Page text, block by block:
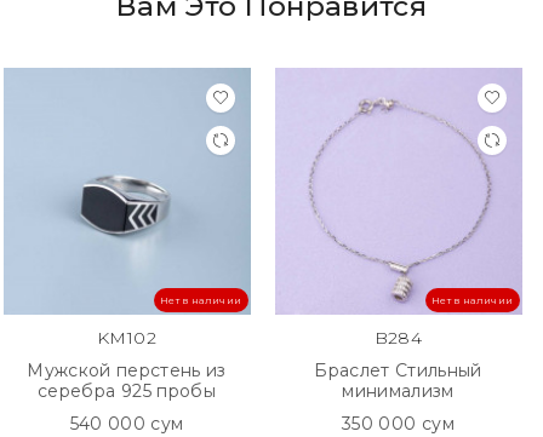
Нет в наличии
KM102
Мужской перстень из
серебра 925 пробы
540 000 сум
Нет в наличии
B284
Браслет Стильный
минимализм
350 000 сум